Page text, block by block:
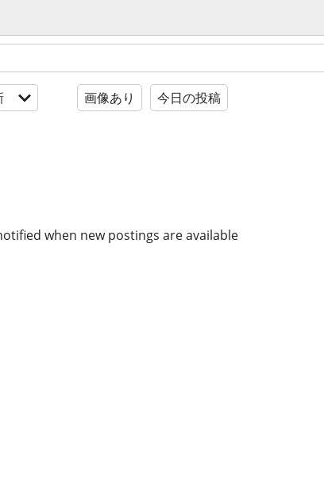
画像あり 今日の投稿
when new postings are available